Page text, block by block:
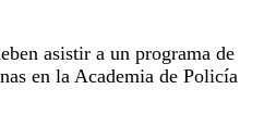
asistir a un programa de
en la Academia de Policía